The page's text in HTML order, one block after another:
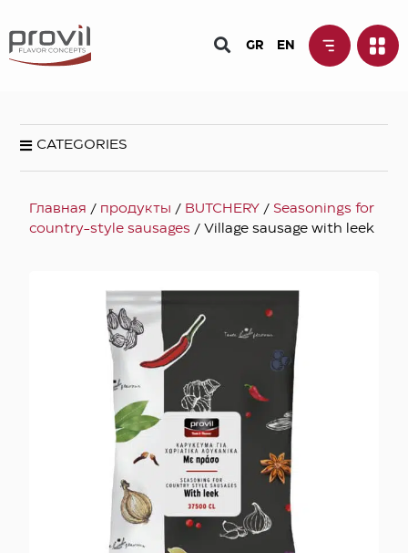
GR EN
CATEGORIES
Главная / продукты / BUTCHERY / Seasonings for
country-style sausages / Village sausage with leek